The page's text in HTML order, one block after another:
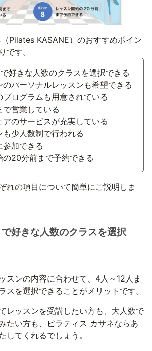
Pilates KASANE）のおすすめポイン
です。
好きな人数のクラスを選択できる
のパーソナルレッスンも希望できる
ログラムも用意されている
営業している
アのサービスが充実している
少人数制で行われる
参加できる
の20分前まで予約できる
れの項目について簡単にご説明しま
好きな人数のクラスを選択
スンの内容に合わせて、4人～12人ま
スを選択できることがメリットです。
レッスンを受講したい方も、大人数で
たい方も、ピラティス カサネならあ
してくれるでしょう。